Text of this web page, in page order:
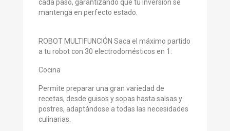
cada paso, garantizando que tu inversión se
mantenga en perfecto estado.
ROBOT MULTIFUNCIÓN Saca el máximo partido
a tu robot con 30 electrodomésticos en 1:
Cocina
Permite preparar una gran variedad de
recetas, desde guisos y sopas hasta salsas y
postres, adaptándose a todas las necesidades
culinarias.